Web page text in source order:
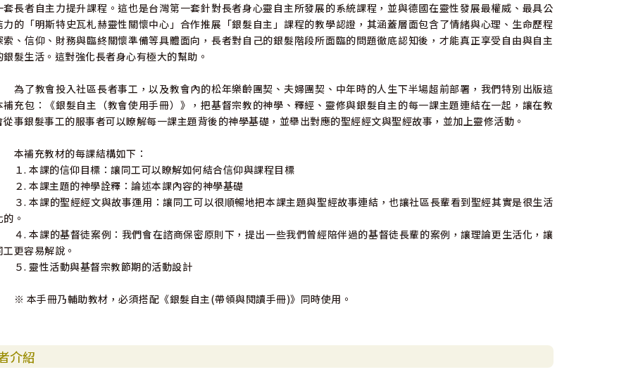
套長者自主力提升課程。這也是台灣第一套針對長者身心靈自主所發展的系統課程，並與德國在靈性發展最權威、最具公
力的「明斯特史瓦札赫靈性關懷中心」合作推展「銀髮自主」課程的教學認證，其涵蓋層面包含了情緒與心理、生命歷程
索、信仰、財務與臨終關懷準備等具體面向，長者對自己的銀髮階段所面臨的問題徹底認知後，才能真正享受自由與自主
銀髮生活。這對強化長者身心有極大的幫助。
了教會投入社區長者事工，以及教會內的松年樂齡團契、夫婦團契、中年時的人生下半場超前部署，我們特別出版這
補充包：《銀髮自主（教會使用手冊）》，把基督宗教的神學、釋經、靈修與銀髮自主的每一課主題連結在一起，讓在教
從事銀髮事工的服事者可以瞭解每一課主題背後的神學基礎，並舉出對應的聖經經文與聖經故事，並加上靈修活動。
補充教材的每課結構如下：
. 本課的信仰目標：讓同工可以瞭解如何結合信仰與課程目標
. 本課主題的神學詮釋：論述本課內容的神學基礎
. 本課的聖經經文與故事運用：讓同工可以很順暢地把本課主題與聖經故事連結，也讓社區長輩看到聖經其實是很生活
的。
. 本課的基督徒案例：我們會在諮商保密原則下，提出一些我們曾經陪伴過的基督徒長輩的案例，讓理論更生活化，讓
工更容易解說。
. 靈性活動與基督宗教節期的活動設計
本手冊乃輔助教材，必須搭配《銀髮自主(帶領與閱讀手冊)》同時使用。
介紹